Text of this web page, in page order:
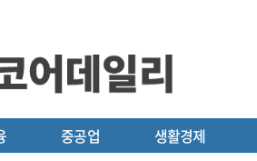
중공업 생활경제